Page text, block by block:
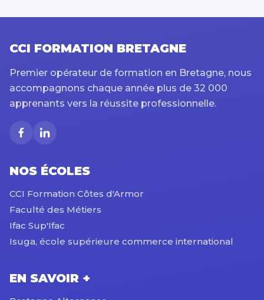
CCI FORMATION BRETAGNE
Premier opérateur de formation en Bretagne, nous
accompagnons chaque année plus de 32 000
apprenants vers la réussite professionnelle.
NOS ÉCOLES
CCI Formation Côtes d'Armor
Faculté des Métiers
Ifac Sup'Ifac
Isuga, école supérieure commerce international
EN SAVOIR +